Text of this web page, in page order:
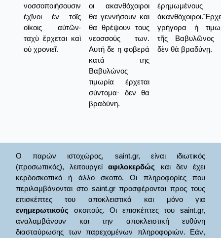
νοσσοποιήσουσιν
ἐχῖνοι ἐν τοῖς
οἴκοις αὐτῶν·
ταχὺ ἔρχεται καὶ
οὐ χρονιεῖ.
οι ακανθόχοιροι
θα γεννήσουν και
θα θρέψουν τους
νεοσσούς των.
Αυτή δε η φοβερά
κατά της
Βαβυλώνος
τιμωρία έρχεται
σύντομα· δεν θα
βραδύνη.
ἐρημωμένους
γρήγορα ἡ
τῆς Βαβυλῶνος
δὲν θὰ βραδύνῃ.
Ο παρών ιστοχώρος, saint.gr, είναι ιδιωτικός
(προσωπικός), λειτουργείαφιλοκερδώς και δεν έχει
κερδοσκοπικό ή άλλο σκοπό. Οι πληροφορίες που
περιλαμβάνονται στο saint.gr προσφέρονται προς τους
επισκέπτες του αποκλειστικά και μόνο για
ενημερωτικούς σκοπούς. Οι επισκέπτες του saint.gr,
αναλαμβάνουν και την αποκλειστική ευθύνη
διασταύρωσης των παρεχομένων πληροφοριών. Εάν,